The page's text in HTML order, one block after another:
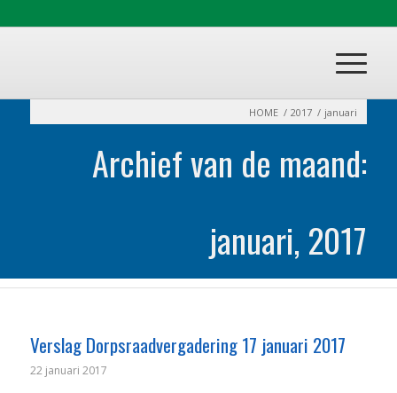
HOME / 2017 / januari
Archief van de maand:
januari, 2017
Verslag Dorpsraadvergadering 17 januari 2017
22 januari 2017